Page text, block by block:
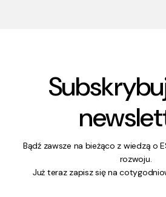
Bądź zawsze na bieżąco z wiedzą o
rozwoju.
Już teraz zapisz się na